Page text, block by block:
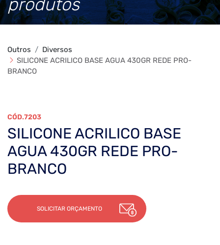
produtos
Outros
Diversos
SILICONE ACRILICO BASE AGUA 430GR REDE PRO-
BRANCO
7203
SILICONE ACRILICO BASE
AGUA 430GR REDE PRO-
BRANCO
SOLICITAR ORÇAMENTO